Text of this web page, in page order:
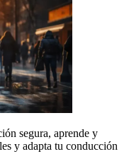
segura, aprende y
y adapta tu conducción